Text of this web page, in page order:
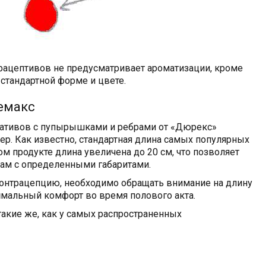
не предусматривает ароматизации, кроме
форме и цвете.
с пупырышками и ребрами от «Дюрекс»
Как известно, стандартная длина самых популярных
продукте длина увеличена до 20 см, что позволяет
с определенными габаритами.
необходимо обращать внимание на длину
комфорт во время полового акта.
же, как у самых распространенных